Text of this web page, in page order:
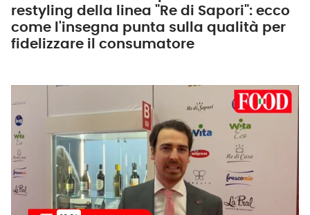
restyling della linea "Re di Sapori": ecco
come l'insegna punta sulla qualità per
fidelizzare il consumatore